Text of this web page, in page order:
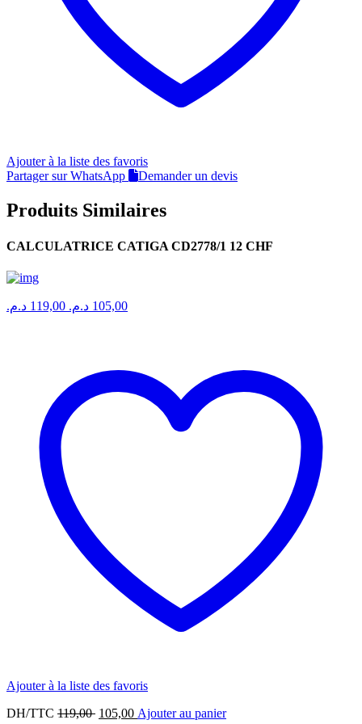
Ajouter à la liste des favoris
Partager sur WhatsApp
Demander un devis
Produits Similaires
CALCULATRICE CATIGA CD2778/1 12 CHF
119,00 د.م. 105,00 د.م.
Ajouter à la liste des favoris
DH/TTC 119,00 Le
105,00 Le
Ajouter au panier